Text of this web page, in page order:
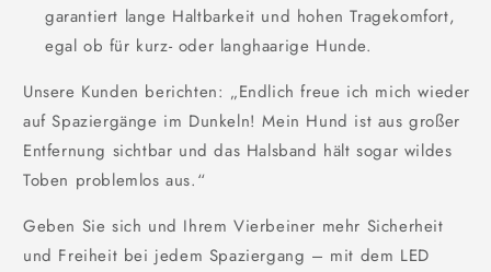
garantiert lange Haltbarkeit und hohen Tragekomfort,
egal ob für kurz- oder langhaarige Hunde.
Unsere Kunden berichten: „Endlich freue ich mich wieder
auf Spaziergänge im Dunkeln! Mein Hund ist aus großer
Entfernung sichtbar und das Halsband hält sogar wildes
Toben problemlos aus.“
Geben Sie sich und Ihrem Vierbeiner mehr Sicherheit
und Freiheit bei jedem Spaziergang – mit dem LED